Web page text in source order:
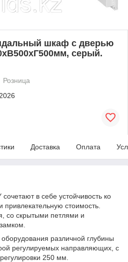
шкаф с дверью
серый.
Розница
Доставка Оплата
в себе устойчивость ко
привлекательную стоимость.
со скрытыми петлями и
различной глубины
регулируемых направляющих, с
250 мм.